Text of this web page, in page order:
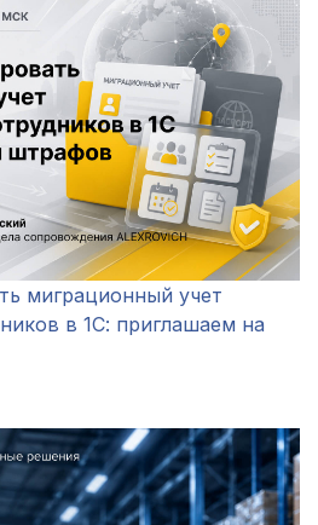
миграционный учет
в 1С: приглашаем на